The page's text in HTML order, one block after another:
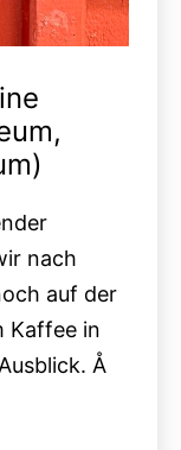
nach
auf der
Kaffee in
Å